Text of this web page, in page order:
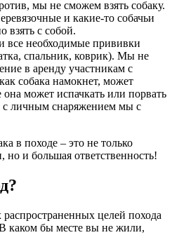
мы не сможем взять собаку.
и какие-то собачьи
взять с собой.
все необходимые прививки
спальник, коврик). Мы не
в аренду участникам с
собака намокнет, может
она может испачкать или порвать
с личным снаряжением мы с
в походе – это не только
и большая ответственность!
целей похода
каком бы месте вы не жили,